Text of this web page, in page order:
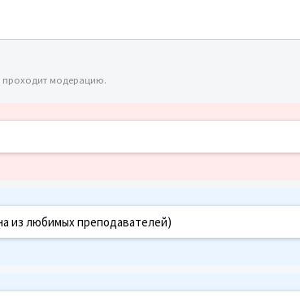
проходит модерацию.
из любимых преподавателей)